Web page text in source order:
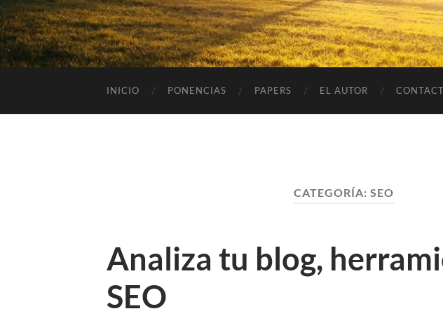
INICIO PONENCIAS PAPERS EL AUTOR
CATEGORÍA: SEO
Analiza tu blog,
SEO